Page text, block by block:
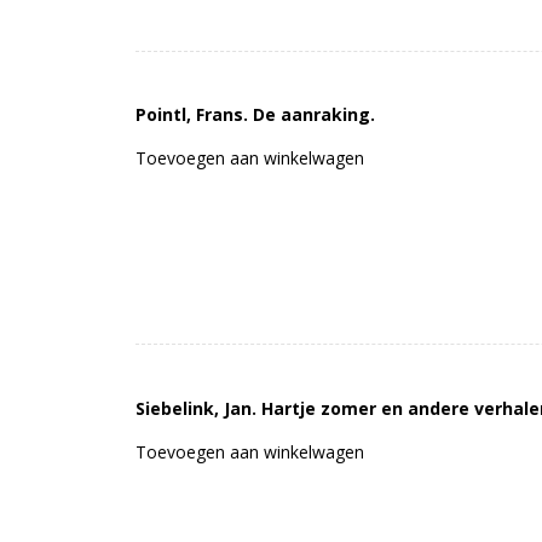
Pointl, Frans. De aanraking.
Toevoegen aan winkelwagen
Siebelink, Jan. Hartje zomer en andere
Toevoegen aan winkelwagen